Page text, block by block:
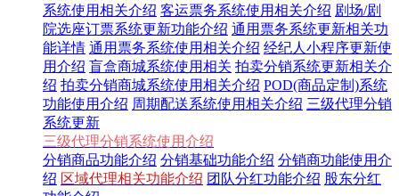
系统使用相关介绍 客运票务系统使用相关介绍 剧场/剧
院选座订票系统更新功能介绍 通用票务系统更新相关功
能详情 通用票务系统使用相关介绍 经纪人小程序更新使
用介绍 盲盒商城系统使用相关 拍卖分销系统更新相关介
绍 拍卖分销商城系统使用相关介绍 POD(商品定制)系统
功能使用介绍 周期配送系统使用相关介绍 三级代理分销
系统更新
三级代理分销系统使用介绍
分销商品功能介绍 分销基础功能介绍 分销商功能使用介
绍 区域代理相关功能介绍 团队分红功能介绍 股东分红